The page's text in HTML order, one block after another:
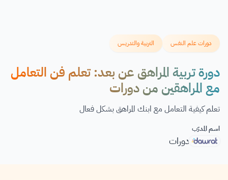
دورات علم النفس التربية والتدريس
دورة تربية المراهق عن بعد: تعلم فن التعامل
مع المراهقين من دورات
تعلم كيفية التعامل مع ابنك المراهق بشكل فعال
اسم المدرّب
دورات